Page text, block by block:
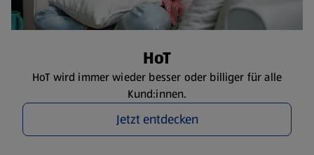
HoT
HoT wird immer wieder besser oder billiger für alle
Kund:innen.
Jetzt entdecken